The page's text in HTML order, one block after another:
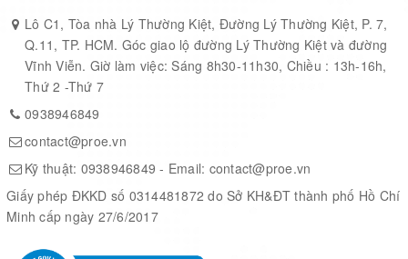
Lô C1, Tòa nhà Lý Thường Kiệt, Đường Lý Thường Kiệt, P. 7,
Q.11, TP. HCM. Góc giao lộ đường Lý Thường Kiệt và đường
Vĩnh Viễn. Giờ làm việc: Sáng 8h30-11h30, Chiều : 13h-16h,
Thứ 2 -Thứ 7
0938946849
contact@proe.vn
Kỹ thuật: 0938946849 - Email: contact@proe.vn
Giấy phép ĐKKD số 0314481872 do Sở KH&ĐT thành phố Hồ Chí
Minh cấp ngày 27/6/2017